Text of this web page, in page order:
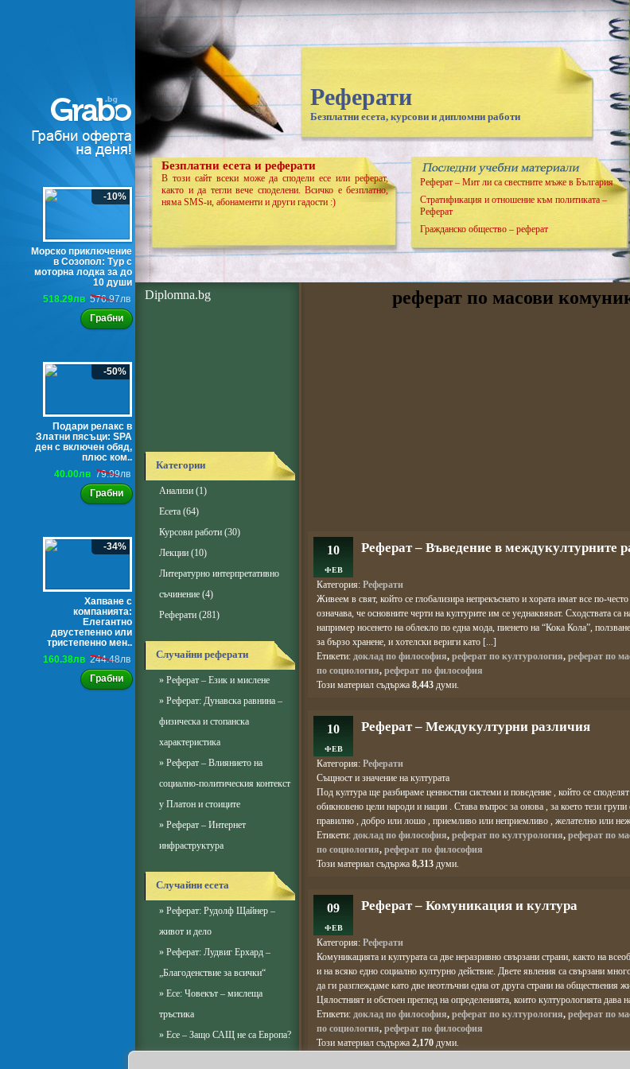
-10%
Морско приключение
в Созопол: Тур с
моторна лодка за до
10 души
518.29лв 576.97лв
Грабни
-50%
Подари релакс в
Златни пясъци: SPA
ден с включен обяд,
плюс ком..
40.00лв 79.99лв
Грабни
-34%
Хапване с
компанията:
Елегантно
двустепенно или
тристепенно мен..
160.38лв 244.48лв
Грабни
Реферати
Безплатни есета, курсови и дипломни работи
Безплатни есета и реферати
В този сайт всеки може да сподели есе или реферат,
както и да тегли вече споделени. Всичко е безплатно,
няма SMS-и, абонаменти и други гадости :)
Реферат – Мит ли са свестните мъже в България
Стратификация и отношение към политиката –
Реферат
Гражданско общество – реферат
Diplomna.bg
Категории
Анализи (1)
Есета (64)
Курсови работи (30)
Лекции (10)
Литературно интерпретативно
съчинение (4)
Реферати (281)
Случайни реферати
» Реферат – Език и мислене
» Реферат: Дунавска равнина –
физическа и стопанска
характеристика
» Реферат – Влиянието на
социално-политическия контекст
у Платон и стоиците
» Реферат – Интернет
инфраструктура
Случайни есета
» Реферат: Рудолф Щайнер –
живот и дело
» Реферат: Лудвиг Ерхард –
„Благоденствие за всички“
» Есе: Човекът – мислеща
тръстика
» Есе – Защо САЩ не са Европа?
реферат по масови
10
ФЕВ
Реферат – Въведение в междукултурните
Категория: Реферати
Живеем в свят, който се глобализира непрекъснато и хората имат все по-
означава, че основните черти на културите им се уеднаквяват. Сходствата са
например носенето на облекло по една мода, пиенето на “Кока Кола”,
за бързо хранене, и хотелски вериги като [...]
Етикети: доклад по философия, реферат по културология, реферат по
по социология, реферат по философия
Този материал съдържа 8,443 думи.
10
ФЕВ
Реферат – Междукултурни различия
Категория: Реферати
Същност и значение на културата
Под култура ще разбираме ценностни системи и поведение , който се
обикновено цели народи и нации . Става въпрос за онова , за което тези
правилно , добро или лошо , приемливо или неприемливо , желателно или
Етикети: доклад по философия, реферат по културология, реферат по
по социология, реферат по философия
Този материал съдържа 8,313 думи.
09
ФЕВ
Реферат – Комуникация и култура
Категория: Реферати
Комуникацията и културата са две неразривно свързани страни, както на
и на всяко едно социално културно действие. Двете явления са свързани
да ги разглеждаме като две неотлъчни една от друга страни на обществения
Цялостният и обстоен преглед на определенията, които културологията дава
Етикети: доклад по философия, реферат по културология, реферат по
по социология, реферат по философия
Този материал съдържа 2,170 думи.